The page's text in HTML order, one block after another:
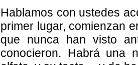
Hablamos con ustedes
primer lugar, comienzan
que nunca han visto
conocieron. Habrá una